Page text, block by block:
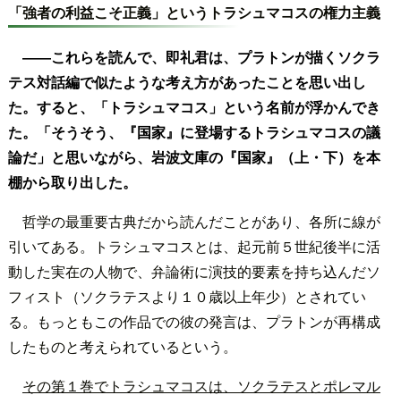
「強者の利益こそ正義」というトラシュマコスの権力主義
――これらを読んで、即礼君は、プラトンが描くソクラ
テス対話編で似たような考え方があったことを思い出し
た。すると、「トラシュマコス」という名前が浮かんでき
た。「そうそう、『国家』に登場するトラシュマコスの議
論だ」と思いながら、岩波文庫の『国家』（上・下）を本
棚から取り出した。
哲学の最重要古典だから読んだことがあり、各所に線が
引いてある。トラシュマコスとは、起元前５世紀後半に活
動した実在の人物で、弁論術に演技的要素を持ち込んだソ
フィスト（ソクラテスより１０歳以上年少）とされてい
る。もっともこの作品での彼の発言は、プラトンが再構成
したものと考えられているという。
その第１巻でトラシュマコスは、ソクラテスとポレマル